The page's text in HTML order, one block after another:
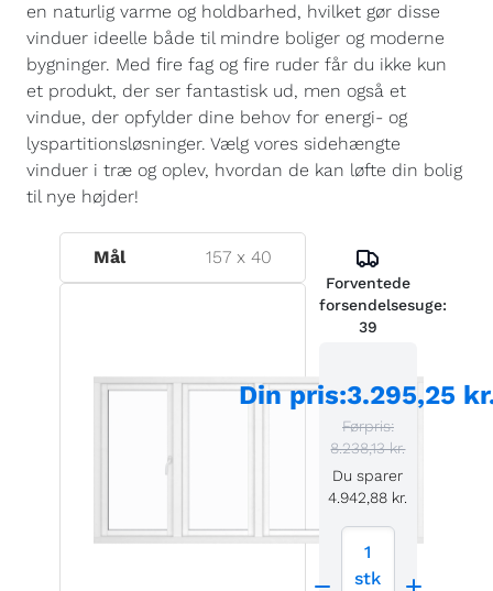
en naturlig varme og holdbarhed, hvilket gør disse
vinduer ideelle både til mindre boliger og moderne
bygninger. Med fire fag og fire ruder får du ikke kun
et produkt, der ser fantastisk ud, men også et
vindue, der opfylder dine behov for energi- og
lyspartitionsløsninger. Vælg vores sidehængte
vinduer i træ og oplev, hvordan de kan løfte din bolig
til nye højder!
Mål 157 x40
Forventede
forsendelsesuge:
39
Din pris:3.295,25
Førpris:
8.238,13 kr.
Du sparer
4.942,88 kr.
1
stk